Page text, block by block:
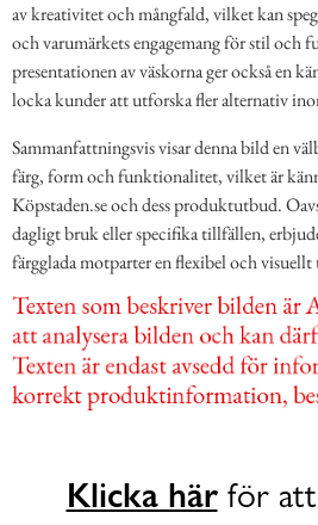
av kreativitet och mångfald, vilket kan
och varumärkets engagemang för stil och
presentationen av väskorna ger också en
locka kunder att utforska fler alternativ
Sammanfattningsvis visar denna bild en
färg, form och funktionalitet, vilket är
Köpstaden.se och dess produktutbud.
dagligt bruk eller specifika tillfällen,
färgglada motparter en flexibel och
Klicka härför att